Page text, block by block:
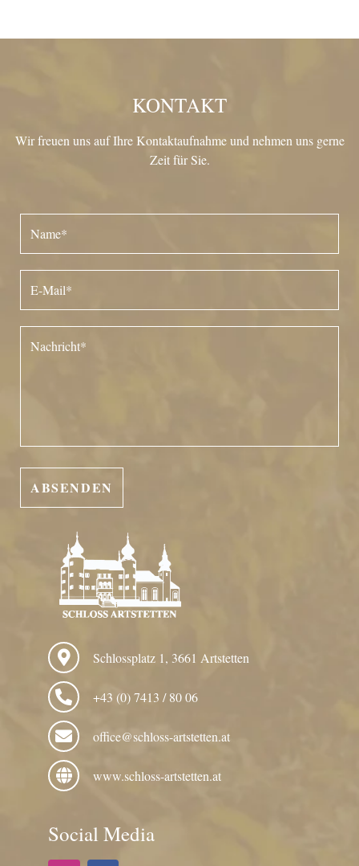
KONTAKT
Wir freuen uns auf Ihre Kontaktaufnahme und nehmen uns gerne
Zeit für Sie.
Schlossplatz 1, 3661 Artstetten
+43 (0) 7413 / 80 06
office@schloss-artstetten.at
www.schloss-artstetten.at
Social Media